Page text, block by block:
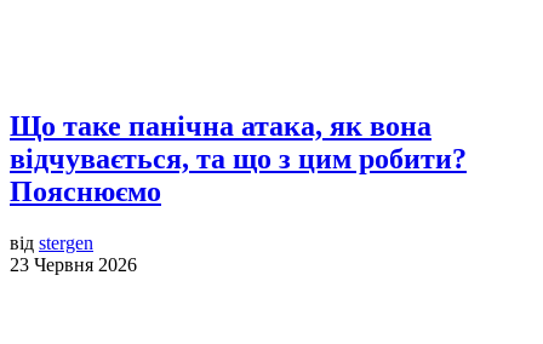
Що таке панічна атака, як вона
відчувається, та що з цим робити?
Пояснюємо
від stergen
23 Червня 2026